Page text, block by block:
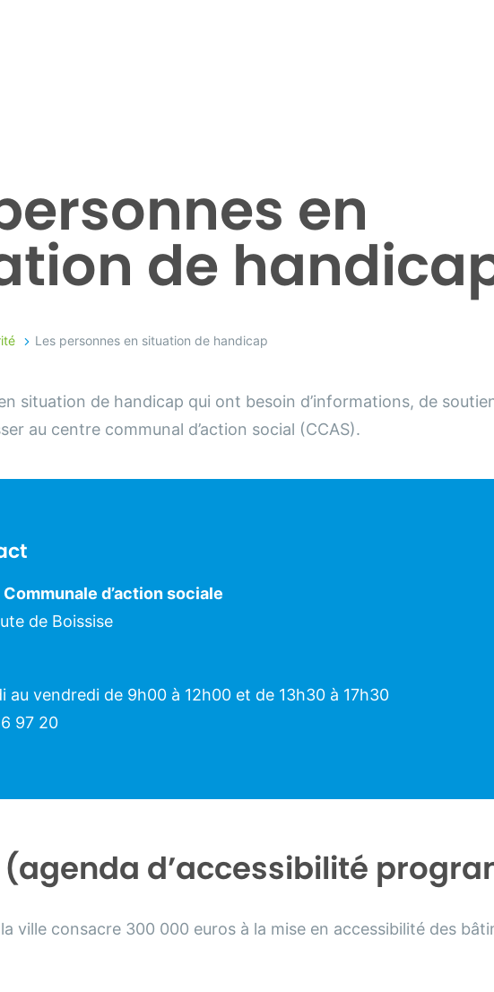
en
de
Les personnes en situation de handicap
situation de handicap qui ont besoin d’informations, de
au centre communal d’action social (CCAS).
d’action sociale
de Boissise
au vendredi de 9h00 à 12h00 et de 13h30 à 17h30
97 20
(agenda d’accessibilité
ville consacre 300 000 euros à la mise en accessibilité des